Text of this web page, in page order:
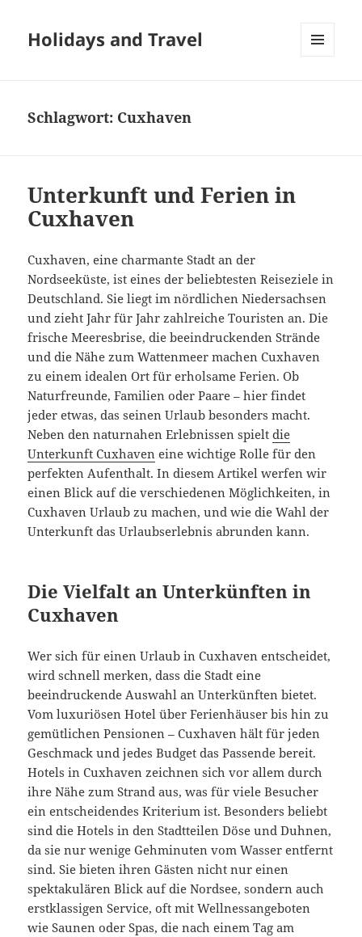
Holidays and Travel
Schlagwort: Cuxhaven
Unterkunft und Ferien in
Cuxhaven
Cuxhaven, eine charmante Stadt an der
Nordseeküste, ist eines der beliebtesten Reiseziele in
Deutschland. Sie liegt im nördlichen Niedersachsen
und zieht Jahr für Jahr zahlreiche Touristen an. Die
frische Meeresbrise, die beeindruckenden Strände
und die Nähe zum Wattenmeer machen Cuxhaven
zu einem idealen Ort für erholsame Ferien. Ob
Naturfreunde, Familien oder Paare – hier findet
jeder etwas, das seinen Urlaub besonders macht.
Neben den naturnahen Erlebnissen spieltdie
Unterkunft Cuxhaven eine wichtige Rolle für den
perfekten Aufenthalt. In diesem Artikel werfen wir
einen Blick auf die verschiedenen Möglichkeiten, in
Cuxhaven Urlaub zu machen, und wie die Wahl der
Unterkunft das Urlaubserlebnis abrunden kann.
Die Vielfalt an Unterkünften in
Cuxhaven
Wer sich für einen Urlaub in Cuxhaven entscheidet,
wird schnell merken, dass die Stadt eine
beeindruckende Auswahl an Unterkünften bietet.
Vom luxuriösen Hotel über Ferienhäuser bis hin zu
gemütlichen Pensionen – Cuxhaven hält für jeden
Geschmack und jedes Budget das Passende bereit.
Hotels in Cuxhaven zeichnen sich vor allem durch
ihre Nähe zum Strand aus, was für viele Besucher
ein entscheidendes Kriterium ist. Besonders beliebt
sind die Hotels in den Stadtteilen Döse und Duhnen,
da sie nur wenige Gehminuten vom Wasser entfernt
sind. Sie bieten ihren Gästen nicht nur einen
spektakulären Blick auf die Nordsee, sondern auch
erstklassigen Service, oft mit Wellnessangeboten
wie Saunen oder Spas, die nach einem Tag am